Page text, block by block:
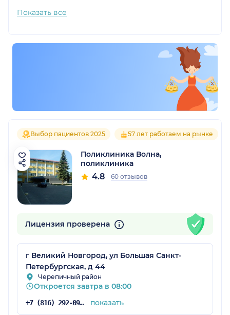
Показать все
Выбор пациентов 2025 57 лет работаем на рынке
Поликлиника Волна,
поликлиника
4.8 60 отзывов
Лицензия проверена
г Великий Новгород, ул Большая Санкт-
Петербургская, д 44
Черепичный район
Откроется завтра в 08:00
+7 (816) 292-09-20 показать